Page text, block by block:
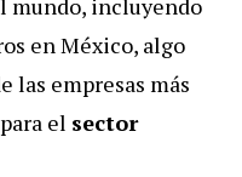
mundo, incluyendo
en México, algo
las empresas más
para el sector